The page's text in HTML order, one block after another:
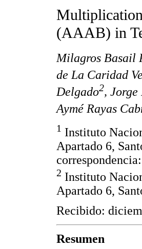
(AAAB) in
Milagros Basail
de La Caridad
Delgado2, Jorge
Aymé Rayas
1 Instituto
Apartado 6,
2 Instituto
Apartado 6,
Recibido:
Resumen